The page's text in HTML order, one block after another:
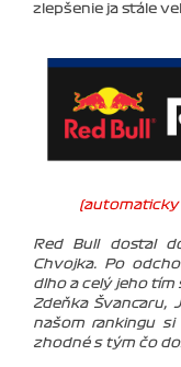
zlepšenie ja stále
(automaticky
Red Bull dostal
Chvojka. Po
dlho a celý jeho tím
Zdeňka Švancaru,
našom rankingu
zhodné s tým čo